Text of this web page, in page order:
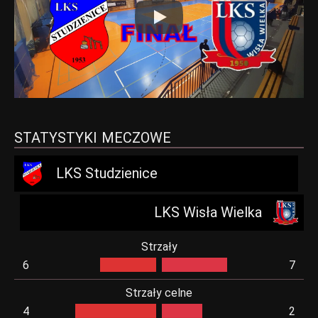
Play
STATYSTYKI MECZOWE
LKS Studzienice
LKS Wisła Wielka
Strzały
6
7
Strzały celne
4
2